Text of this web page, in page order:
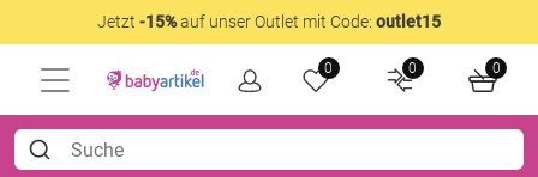
Jetzt -15%auf unser Outlet mit Code: outlet15
0 0 0